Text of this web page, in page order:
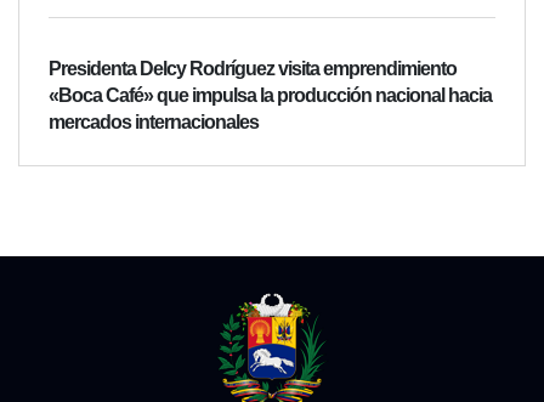
Presidenta Delcy Rodríguez visita emprendimiento
«Boca Café» que impulsa la producción nacional hacia
mercados internacionales